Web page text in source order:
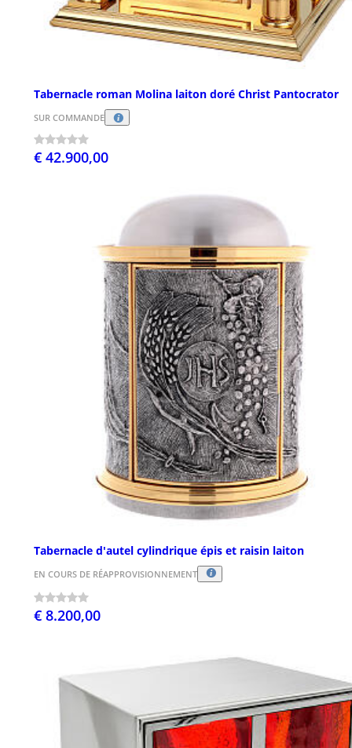
Tabernacle roman Molina laiton doré Christ Pantocrator
SUR COMMANDE
€ 42.900,00
Tabernacle d'autel cylindrique épis et raisin laiton
EN COURS DE RÉAPPROVISIONNEMENT
€ 8.200,00